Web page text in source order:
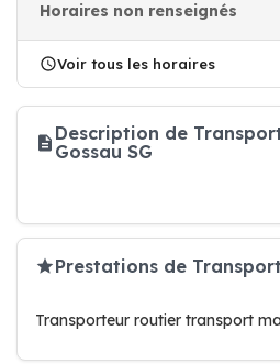
Horaires non renseignés
Voir tous les horaires
Description de
Gossau SG
Prestations de
Transporteur routier transport